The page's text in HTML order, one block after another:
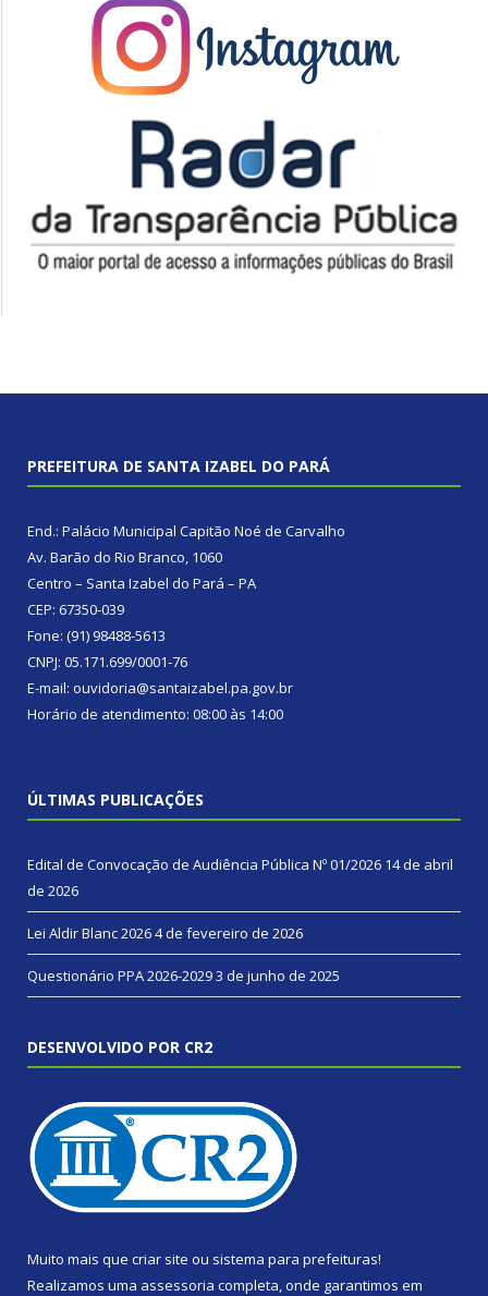
PREFEITURA DE SANTA IZABEL DO PARÁ
End.: Palácio Municipal Capitão Noé de Carvalho
Av. Barão do Rio Branco, 1060
Centro – Santa Izabel do Pará – PA
CEP: 67350-039
Fone: (91) 98488-5613
CNPJ: 05.171.699/0001-76
E-mail: ouvidoria@santaizabel.pa.gov.br
Horário de atendimento: 08:00 às 14:00
ÚLTIMAS PUBLICAÇÕES
Edital de Convocação de Audiência Pública Nº 01/2026 14 de abril
de 2026
Lei Aldir Blanc 20264 de fevereiro de 2026
Questionário PPA 2026-20293 de junho de 2025
DESENVOLVIDO POR CR2
Muito mais que criar site ou sistema para prefeituras!
Realizamos uma assessoria completa, onde garantimos em